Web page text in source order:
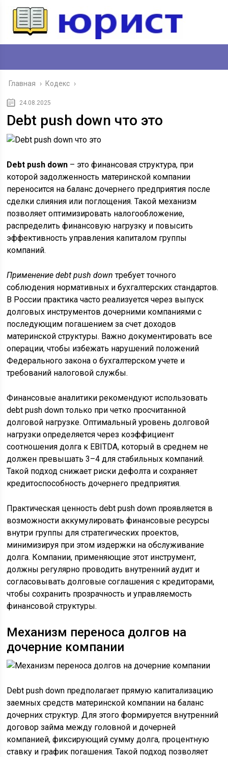
Главная › Кодекс ›
24.08.2025
Debt push down что это
Debt push down – это финансовая структура, при
которой задолженность материнской компании
переносится на баланс дочернего предприятия после
сделки слияния или поглощения. Такой механизм
позволяет оптимизировать налогообложение,
распределить финансовую нагрузку и повысить
эффективность управления капиталом группы
компаний.
Применение debt push down требует точного
соблюдения нормативных и бухгалтерских стандартов.
В России практика часто реализуется через выпуск
долговых инструментов дочерними компаниями с
последующим погашением за счет доходов
материнской структуры. Важно документировать все
операции, чтобы избежать нарушений положений
Федерального закона о бухгалтерском учете и
требований налоговой службы.
Финансовые аналитики рекомендуют использовать
debt push down только при четко просчитанной
долговой нагрузке. Оптимальный уровень долговой
нагрузки определяется через коэффициент
соотношения долга к EBITDA, который в среднем не
должен превышать 3–4 для стабильных компаний.
Такой подход снижает риски дефолта и сохраняет
кредитоспособность дочернего предприятия.
Практическая ценность debt push down проявляется в
возможности аккумулировать финансовые ресурсы
внутри группы для стратегических проектов,
минимизируя при этом издержки на обслуживание
долга. Компании, применяющие этот инструмент,
должны регулярно проводить внутренний аудит и
согласовывать долговые соглашения с кредиторами,
чтобы сохранить прозрачность и управляемость
финансовой структуры.
Механизм переноса долгов на
дочерние компании
Debt push down предполагает прямую капитализацию
заемных средств материнской компании на баланс
дочерних структур. Для этого формируется внутренний
договор займа между головной и дочерней
компанией, фиксирующий сумму долга, процентную
ставку и график погашения. Такой подход позволяет